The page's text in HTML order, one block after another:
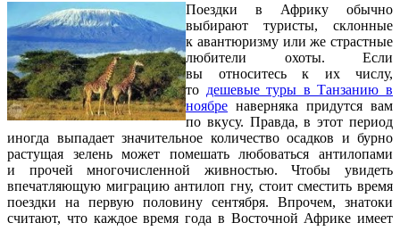
Поездки в Африку обычно
выбирают туристы, склонные
к авантюризму или же страстные
любители охоты. Если
вы относитесь к их числу,
то дешевые туры в Танзанию в
ноябре наверняка придутся вам
по вкусу. Правда, в этот период
иногда выпадает значительное количество осадков и бурно
растущая зелень может помешать любоваться антилопами
и прочей многочисленной живностью. Чтобы увидеть
впечатляющую миграцию антилоп гну, стоит сместить время
поездки на первую половину сентября. Впрочем, знатоки
считают, что каждое время года в Восточной Африке имеет